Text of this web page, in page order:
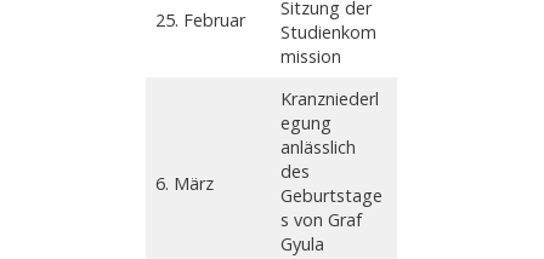
25. Februar
Sitzung der
Studienkom
mission
6. März
Kranzniederl
egung
anlässlich
des
Geburtstage
s von Graf
Gyula